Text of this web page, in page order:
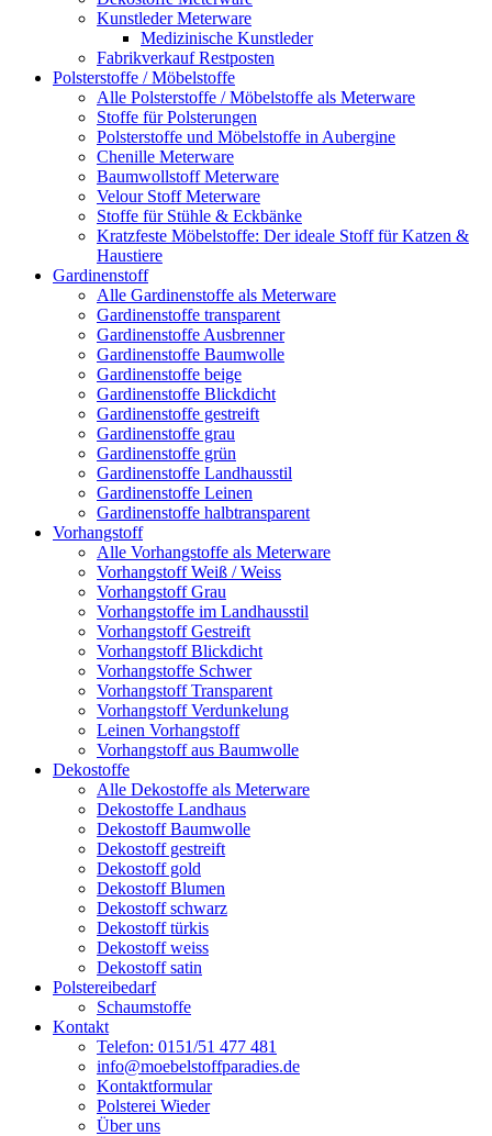
Kunstleder Meterware
Medizinische Kunstleder
Fabrikverkauf Restposten
Polsterstoffe / Möbelstoffe
Alle Polsterstoffe / Möbelstoffe als Meterware
Stoffe für Polsterungen
Polsterstoffe und Möbelstoffe in Aubergine
Chenille Meterware
Baumwollstoff Meterware
Velour Stoff Meterware
Stoffe für Stühle & Eckbänke
Kratzfeste Möbelstoffe: Der ideale Stoff für Katzen &
Haustiere
Gardinenstoff
Alle Gardinenstoffe als Meterware
Gardinenstoffe transparent
Gardinenstoffe Ausbrenner
Gardinenstoffe Baumwolle
Gardinenstoffe beige
Gardinenstoffe Blickdicht
Gardinenstoffe gestreift
Gardinenstoffe grau
Gardinenstoffe grün
Gardinenstoffe Landhausstil
Gardinenstoffe Leinen
Gardinenstoffe halbtransparent
Vorhangstoff
Alle Vorhangstoffe als Meterware
Vorhangstoff Weiß / Weiss
Vorhangstoff Grau
Vorhangstoffe im Landhausstil
Vorhangstoff Gestreift
Vorhangstoff Blickdicht
Vorhangstoffe Schwer
Vorhangstoff Transparent
Vorhangstoff Verdunkelung
Leinen Vorhangstoff
Vorhangstoff aus Baumwolle
Dekostoffe
Alle Dekostoffe als Meterware
Dekostoffe Landhaus
Dekostoff Baumwolle
Dekostoff gestreift
Dekostoff gold
Dekostoff Blumen
Dekostoff schwarz
Dekostoff türkis
Dekostoff weiss
Dekostoff satin
Polstereibedarf
Schaumstoffe
Kontakt
Telefon: 0151/51 477 481
info@moebelstoffparadies.de
Kontaktformular
Polsterei Wieder
Über uns